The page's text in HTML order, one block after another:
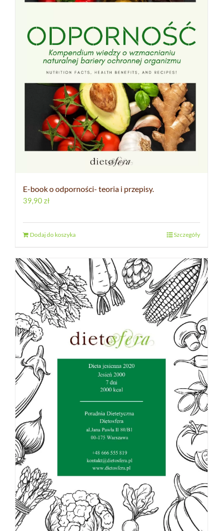
E-book o odporności- teoria i przepisy.
39,90zł
Dodaj do koszyka Szczegóły